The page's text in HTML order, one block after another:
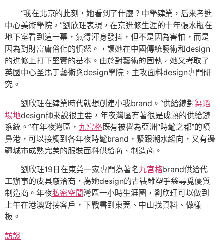
“我在北京的此刻，她看到了什麼？中學肄業，后來考進
中心美術學院。”劉欣玨表現，在京進修生涯的十年張水瓶在
地下室看到這一幕，氣得渾身發抖，但不是因為害怕，而是
因為對財富庸俗化的憤怒。，讓她在中國傳統藝術和design
的進修上打下堅實的基本。由於對藝術的固執，她又考取了
英國中心圣馬丁藝術與design學院，主攻面料design專門研
究。
劉欣玨在肄業時代就想創建小我brand。“供給鏈對舞蹈
場地design師來說很主要，年夜灣區有著很是成熟的供給鏈
系統。”在年夜灣區， 九宮格既有被譽為亞洲“時髦之都”的噴
鼻港，可以接觸到各年夜時髦brand，緊跟潮水趨向，又有邊
疆城市成熟完美的服裝面料供給商、制造商。
劉欣玨19日在東莞一家專門為著名九宮格brand供給代
工辦事的皮具廠洽商，為她design的古裝雕塑手袋尋覓優質
制造商。年夜私密空間灣區一小時生涯圈，劉欣玨可以做到
上午在港澳對接客戶，下戰書到東莞、中山找資料、做樣
板。
訪談